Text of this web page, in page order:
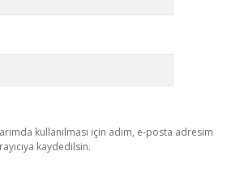
kullanılması için adım, e-posta adresim
kaydedilsin.